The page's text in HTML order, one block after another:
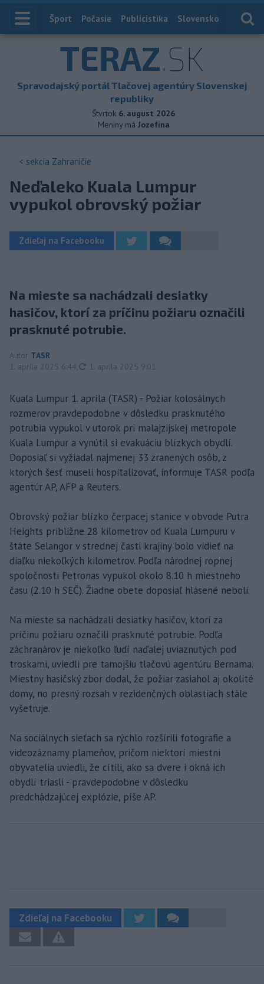
Index
Šport Počasie Publicistika Slovensko
TERAZ.SK
Spravodajský portál Tlačovej agentúry Slovenskej
republiky
Štvrtok 6. august 2026
Meniny má Jozefína
< sekcia Zahraničie
Neďaleko Kuala Lumpur
vypukol obrovský požiar
Zdieľaj na Facebooku
Na mieste sa nachádzali desiatky
hasičov, ktorí za príčinu požiaru označili
prasknuté potrubie.
Autor TASR
1. apríla 2025 6:44
aktualizované
1. apríla 2025 9:01
Kuala Lumpur 1. apríla (TASR) - Požiar kolosálnych
rozmerov pravdepodobne v dôsledku prasknutého
potrubia vypukol v utorok pri malajzijskej metropole
Kuala Lumpur a vynútil si evakuáciu blízkych obydlí.
Doposiaľ si vyžiadal najmenej 33 zranených osôb, z
ktorých šesť museli hospitalizovať, informuje TASR podľa
agentúr AP, AFP a Reuters.
Obrovský požiar blízko čerpacej stanice v obvode Putra
Heights približne 28 kilometrov od Kuala Lumpuru v
štáte Selangor v strednej časti krajiny bolo vidieť na
diaľku niekoľkých kilometrov. Podľa národnej ropnej
spoločnosti Petronas vypukol okolo 8.10 h miestneho
času (2.10 h SEČ). Žiadne obete doposiaľ hlásené neboli.
Na mieste sa nachádzali desiatky hasičov, ktorí za
príčinu požiaru označili prasknuté potrubie. Podľa
záchranárov je niekoľko ľudí naďalej uviaznutých pod
troskami, uviedli pre tamojšiu tlačovú agentúru Bernama.
Miestny hasičský zbor dodal, že požiar zasiahol aj okolité
domy, no presný rozsah v rezidenčných oblastiach stále
vyšetruje.
Na sociálnych sieťach sa rýchlo rozšírili fotografie a
videozáznamy plameňov, pričom niektorí miestni
obyvatelia uviedli, že cítili, ako sa dvere i okná ich
obydlí triasli - pravdepodobne v dôsledku
predchádzajúcej explózie, píše AP.
Zdieľaj na Facebooku